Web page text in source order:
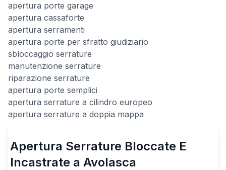
apertura porte garage
apertura cassaforte
apertura serramenti
apertura porte per sfratto giudiziario
sbloccaggio serrature
manutenzione serrature
riparazione serrature
apertura porte semplici
apertura serrature a cilindro europeo
apertura serrature a doppia mappa
Apertura Serrature Bloccate E
Incastrate a Avolasca